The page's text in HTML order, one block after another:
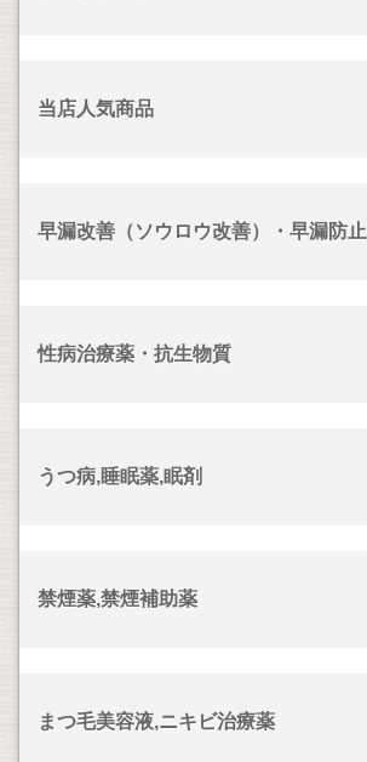
当店人気商品
早漏改善（ソウロウ改善）・早漏防止
性病治療薬・抗生物質
うつ病,睡眠薬,眠剤
禁煙薬,禁煙補助薬
まつ毛美容液,ニキビ治療薬